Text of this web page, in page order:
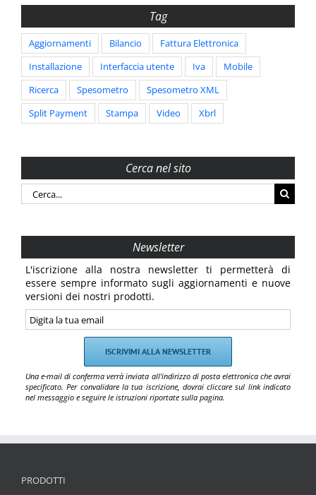
Tag
Aggiornamenti Bilancio
Fattura Elettronica
Installazione
Interfaccia utente Iva
Mobile
Ricerca
Spesometro
Spesometro XML
Split Payment
Stampa Video Xbrl
Cerca nel sito
Cerca
per:
Newsletter
L'iscrizione alla nostra newsletter ti permetterà di
essere sempre informato sugli aggiornamenti e nuove
versioni dei nostri prodotti.
Una e-mail di conferma verrà inviata all'indirizzo di posta elettronica che avrai
specificato. Per convalidare la tua iscrizione, dovrai cliccare sul link indicato
nel messaggio e seguire le istruzioni riportate sulla pagina.
PRODOTTI